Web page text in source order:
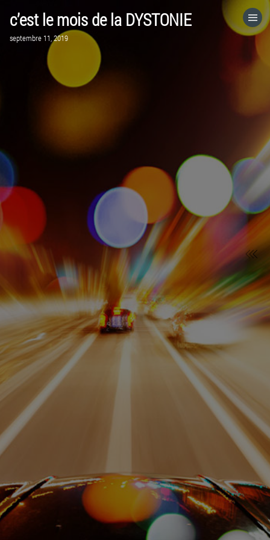
c’est le mois de la DYSTONIE
septembre 11, 2019
ACCUEIL